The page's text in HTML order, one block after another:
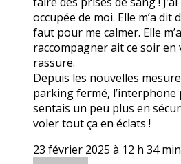
occupée de moi. Elle m’a dit
faut pour me calmer. Elle
raccompagner ait ce soir en
rassure.
Depuis les nouvelles
parking fermé,
sentais un peu plus en
voler tout ça en éclats !
23 février 2025 à 12 h 34 min